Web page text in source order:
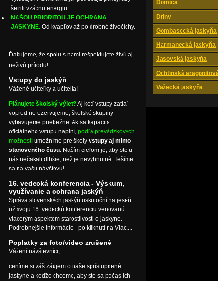
Domica
Driny
Gombasecká jaskyňa
Harmanecká jaskyňa
Jasovská jaskyňa
Ochtinská
Važecká jaskyňa
šetrili vzácnu energiu.
NAŠOU PRIORITOU JE OCHRANA
JASKYNE. Od kvapľov až po drobné živočíchy.
Ďakujeme, že spolu s nami rešpektujete živú aj
neživú prírodu!
Vstupy do jaskýň
Vážené učiteľky a učitelia!
Plánujete školský výlet?Aj keď vstupy zatiaľ
vopred nerezervujeme, školské skupiny
vybavujeme priebežne. Ak sa kapacita
oficiálneho vstupu naplní, podľa prevádzkových
možností umožníme pre školy vstupy aj mimo
stanoveného času. Naším cieľom je, aby ste u
nás nečakali dlhšie, než je nevyhnutné. Tešíme
sa na vašu návštevu!
16. vedecká konferencia - Výskum,
využívanie a ochrana jaskýň
Správa slovenských jaskýň uskutoční na jeseň
už svoju 16. vedeckú konferenciu venovanú
viacerým aspektom starostlivosti o jaskyne.
Podrobnejšie informácie - po kliknutí na Viac....
Poplatky za foto/video zrušené
Vážení návštevníci,
ceníme si váš záujem o naše sprístupnené
jaskyne a keďže chceme, aby ste sa počas ich